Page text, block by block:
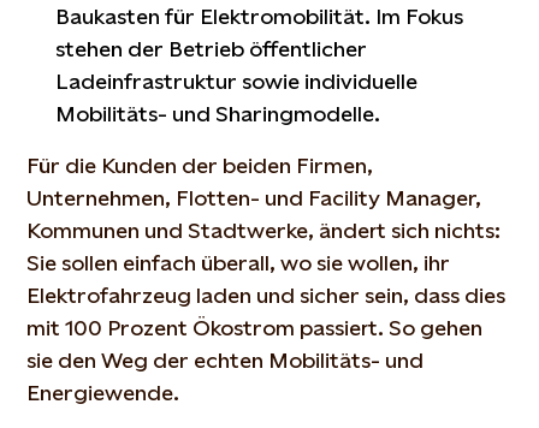
Baukasten für Elektromobilität. Im Fokus
stehen der Betrieb öffentlicher
Ladeinfrastruktur sowie individuelle
Mobilitäts- und Sharingmodelle.
Für die Kunden der beiden Firmen,
Unternehmen, Flotten- und Facility Manager,
Kommunen und Stadtwerke, ändert sich nichts:
Sie sollen einfach überall, wo sie wollen, ihr
Elektrofahrzeug laden und sicher sein, dass dies
mit 100 Prozent Ökostrom passiert. So gehen
sie den Weg der echten Mobilitäts- und
Energiewende.